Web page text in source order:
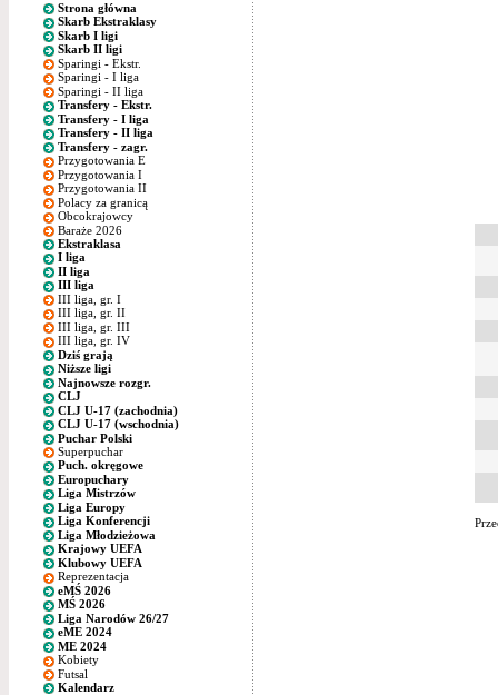
Strona główna
Skarb Ekstraklasy
Skarb I ligi
Skarb II ligi
Sparingi - Ekstr.
Sparingi - I liga
Sparingi - II liga
Transfery - Ekstr.
Transfery - I liga
Transfery - II liga
Transfery - zagr.
Przygotowania E
Przygotowania I
Przygotowania II
Polacy za granicą
Obcokrajowcy
Baraże 2026
Ekstraklasa
I liga
II liga
III liga
III liga, gr. I
III liga, gr. II
III liga, gr. III
III liga, gr. IV
Dziś grają
Niższe ligi
Najnowsze rozgr.
CLJ
CLJ U-17 (zachodnia)
CLJ U-17 (wschodnia)
Puchar Polski
Superpuchar
Puch. okręgowe
Europuchary
Liga Mistrzów
Liga Europy
Liga Konferencji
Liga Młodzieżowa
Krajowy UEFA
Klubowy UEFA
Reprezentacja
eMŚ 2026
MŚ 2026
Liga Narodów 26/27
eME 2024
ME 2024
Kobiety
Futsal
Kalendarz